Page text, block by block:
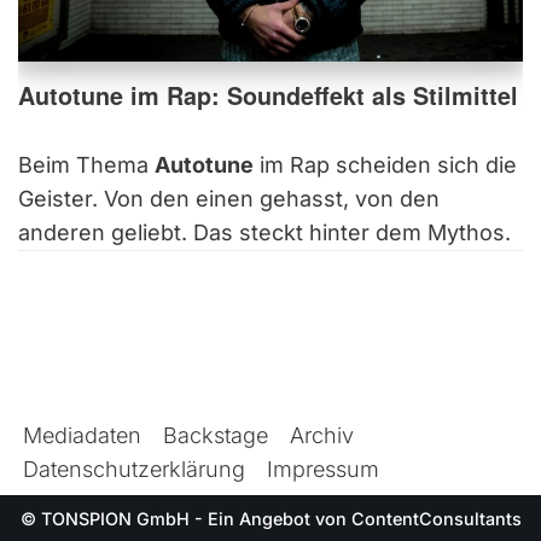
Autotune im Rap: Soundeffekt als Stilmittel
Beim Thema Autotune im Rap scheiden sich die
Geister. Von den einen gehasst, von den
anderen geliebt. Das steckt hinter dem Mythos.
Mediadaten Backstage
Archiv
Datenschutzerklärung
Impressum
© TONSPION GmbH - Ein Angebot von ContentConsultants